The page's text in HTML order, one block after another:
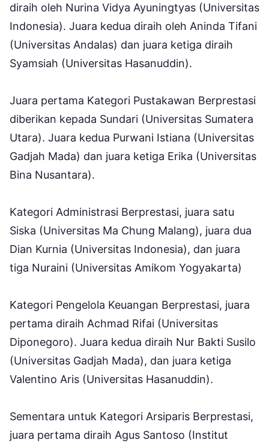
diraih oleh Nurina Vidya Ayuningtyas (Universitas
Indonesia). Juara kedua diraih oleh Aninda Tifani
(Universitas Andalas) dan juara ketiga diraih
Syamsiah (Universitas Hasanuddin).
Juara pertama Kategori Pustakawan Berprestasi
diberikan kepada Sundari (Universitas Sumatera
Utara). Juara kedua Purwani Istiana (Universitas
Gadjah Mada) dan juara ketiga Erika (Universitas
Bina Nusantara).
Kategori Administrasi Berprestasi, juara satu
Siska (Universitas Ma Chung Malang), juara dua
Dian Kurnia (Universitas Indonesia), dan juara
tiga Nuraini (Universitas Amikom Yogyakarta)
Kategori Pengelola Keuangan Berprestasi, juara
pertama diraih Achmad Rifai (Universitas
Diponegoro). Juara kedua diraih Nur Bakti Susilo
(Universitas Gadjah Mada), dan juara ketiga
Valentino Aris (Universitas Hasanuddin).
Sementara untuk Kategori Arsiparis Berprestasi,
juara pertama diraih Agus Santoso (Institut